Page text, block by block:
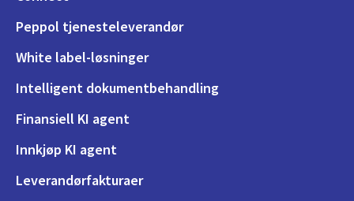
Peppol tjenesteleverandør
White label-løsninger
Intelligent dokumentbehandling
Finansiell KI agent
Innkjøp KI agent
Leverandørfakturaer